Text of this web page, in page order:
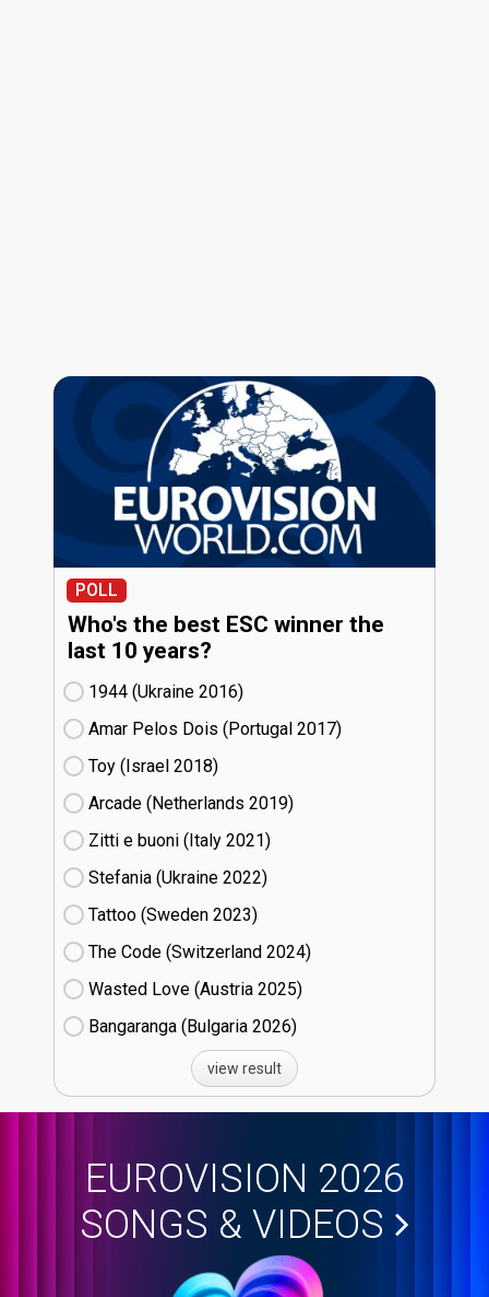
POLL
Who's the best ESC winner the
last 10 years?
1944 (Ukraine
16)
Amar Pelos Dois (Portugal
17)
Toy (Israel
18)
Arcade (Netherlands
19)
Zitti e buoni​ (Italy
21)
Stefania (Ukraine
22)
Tattoo (Sweden
23)
The Code (Switzerland
24)
Wasted Love (Austria
25)
Bangaranga (Bulgaria
26)
view result
EUROVISION 2026
SONGS & VIDEOS